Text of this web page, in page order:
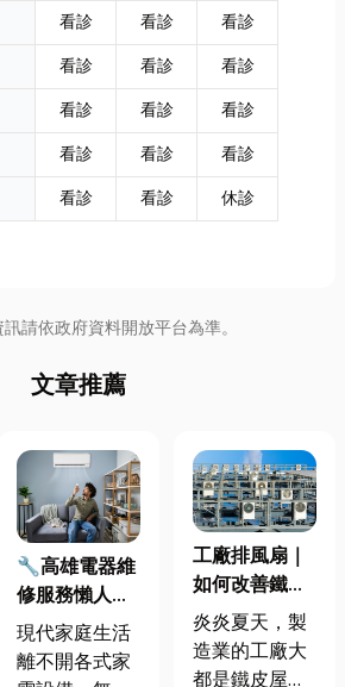
看診 看診
看診
看診 看診
看診
看診 看診
看診
看診 看診
看診
看診 看診 休診
請依政府資料開放平台為準。
文章推薦
🔧高雄電器維
修服務懶人包
｜冷氣、冰
箱、洗衣機專
業維修
現代家庭生活
離不開各式家
工廠排風扇｜
如何改善鐵皮
屋頂廠房的溫
度
炎炎夏天，製
造業的工廠大
都是鐵皮屋